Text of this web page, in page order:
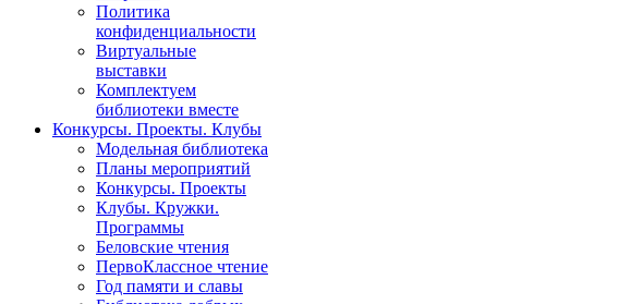
Политика
конфиденциальности
Виртуальные
выставки
Комплектуем
библиотеки вместе
Конкурсы. Проекты. Клубы
Модельная библиотека
Планы мероприятий
Конкурсы. Проекты
Клубы. Кружки.
Программы
Беловские чтения
ПервоКлассное чтение
Год памяти и славы